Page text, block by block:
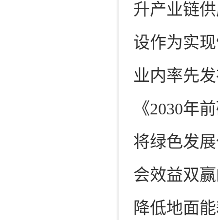
升产业链
设作为实
业内率先
《2030年
将绿色发
会效益双
降低地面